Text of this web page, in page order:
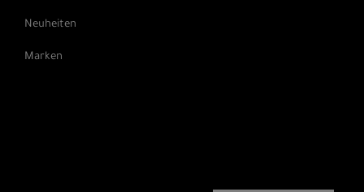
Neuheiten
Marken